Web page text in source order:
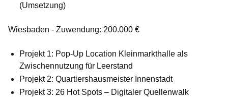
(Umsetzung)
Wiesbaden - Zuwendung: 200.000 €
Projekt 1: Pop-Up Location Kleinmarkthalle als
Zwischennutzung für Leerstand
Projekt 2: Quartiershausmeister Innenstadt
Projekt 3: 26 Hot Spots – Digitaler Quellenwalk